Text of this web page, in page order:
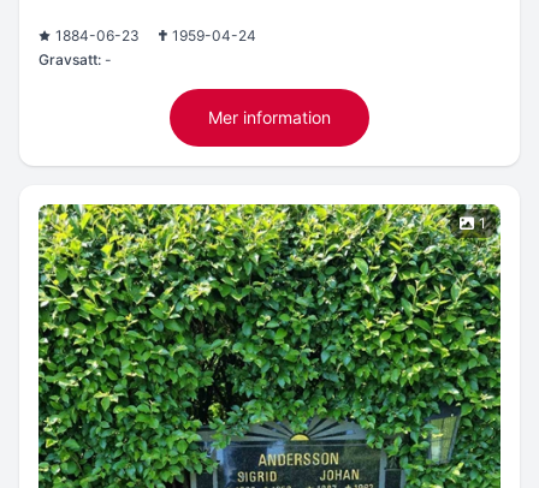
1884-06-23
1959-04-24
Gravsatt: -
Mer information
1